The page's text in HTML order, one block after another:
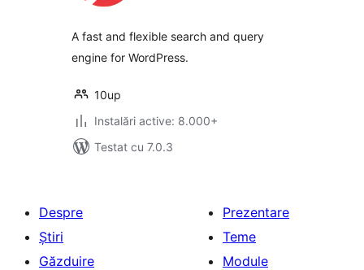
A fast and flexible search and query
engine for WordPress.
10up
Instalări active: 8.000+
Testat cu 7.0.3
Despre
Știri
Găzduire
Prezentare
Teme
Module